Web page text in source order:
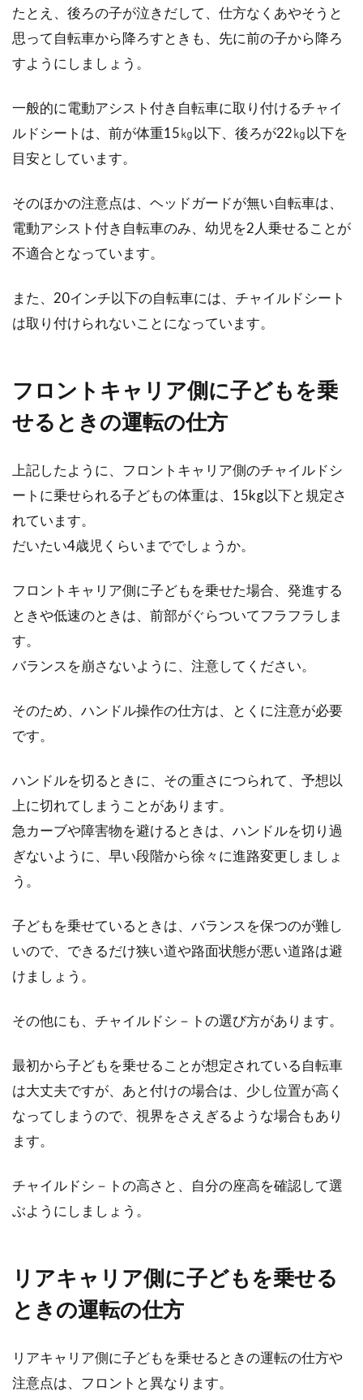
たとえ、後ろの子が泣きだして、仕方なくあやそうと
思って自転車から降ろすときも、先に前の子から降ろ
すようにしましょう。
一般的に電動アシスト付き自転車に取り付けるチャイ
ルドシートは、前が体重15㎏以下、後ろが22㎏以下を
目安としています。
そのほかの注意点は、ヘッドガードが無い自転車は、
電動アシスト付き自転車のみ、幼児を2人乗せることが
不適合となっています。
また、20インチ以下の自転車には、チャイルドシート
は取り付けられないことになっています。
フロントキャリア側に子どもを乗
せるときの運転の仕方
上記したように、フロントキャリア側のチャイルドシ
ートに乗せられる子どもの体重は、15kg以下と規定さ
れています。
だいたい4歳児くらいまででしょうか。
フロントキャリア側に子どもを乗せた場合、発進する
ときや低速のときは、前部がぐらついてフラフラしま
す。
バランスを崩さないように、注意してください。
そのため、ハンドル操作の仕方は、とくに注意が必要
です。
ハンドルを切るときに、その重さにつられて、予想以
上に切れてしまうことがあります。
急カーブや障害物を避けるときは、ハンドルを切り過
ぎないように、早い段階から徐々に進路変更しましょ
う。
子どもを乗せているときは、バランスを保つのが難し
いので、できるだけ狭い道や路面状態が悪い道路は避
けましょう。
その他にも、チャイルドシ－トの選び方があります。
最初から子どもを乗せることが想定されている自転車
は大丈夫ですが、あと付けの場合は、少し位置が高く
なってしまうので、視界をさえぎるような場合もあり
ます。
チャイルドシ－トの高さと、自分の座高を確認して選
ぶようにしましょう。
リアキャリア側に子どもを乗せる
ときの運転の仕方
リアキャリア側に子どもを乗せるときの運転の仕方や
注意点は、フロントと異なります。